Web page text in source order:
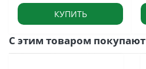
КУПИТЬ
С этим товаром покупают